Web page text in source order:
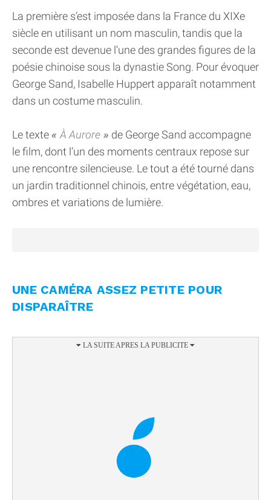
La première s’est imposée dans la France du XIXe
siècle en utilisant un nom masculin, tandis que la
seconde est devenue l’une des grandes figures de la
poésie chinoise sous la dynastie Song. Pour évoquer
George Sand, Isabelle Huppert apparaît notamment
dans un costume masculin.
Le texte À Aurore
de George Sand accompagne
le film, dont l’un des moments centraux repose sur
une rencontre silencieuse. Le tout a été tourné dans
un jardin traditionnel chinois, entre végétation, eau,
ombres et variations de lumière.
UNE CAMÉRA ASSEZ PETITE POUR
DISPARAÎTRE